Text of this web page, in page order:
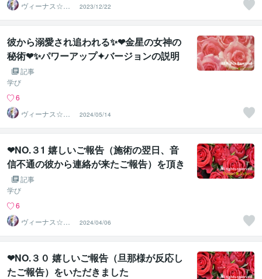
ヴィーナス☆パ
ワー
2023/12/22
彼から溺愛され追われる✨❤金星の女神の
秘術❤✨パワーアップ✦バージョンの説明
記事
学び
6
ヴィーナス☆パ
ワー
2024/05/14
❤NO.３1 嬉しいご報告（施術の翌日、音
信不通の彼から連絡が来たご報告）を頂き
ました
記事
学び
6
ヴィーナス☆パ
ワー
2024/04/06
❤NO.３０ 嬉しいご報告（旦那様が反応し
たご報告）をいただきました